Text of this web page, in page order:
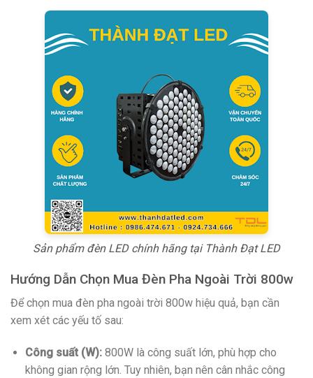
Sản phẩm đèn LED chính hãng tại Thành Đạt LED
Hướng Dẫn Chọn Mua Đèn Pha Ngoài Trời 800w
Để chọn mua đèn pha ngoài trời 800w hiệu quả, bạn cần
xem xét các yếu tố sau:
Công suất (W):800W là công suất lớn, phù hợp cho
không gian rộng lớn. Tuy nhiên, bạn nên cân nhắc công